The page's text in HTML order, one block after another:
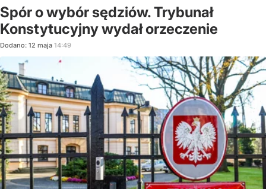
Spór o wybór sędziów. Trybunał
Konstytucyjny wydał orzeczenie
Dodano: 12 maja 14:49